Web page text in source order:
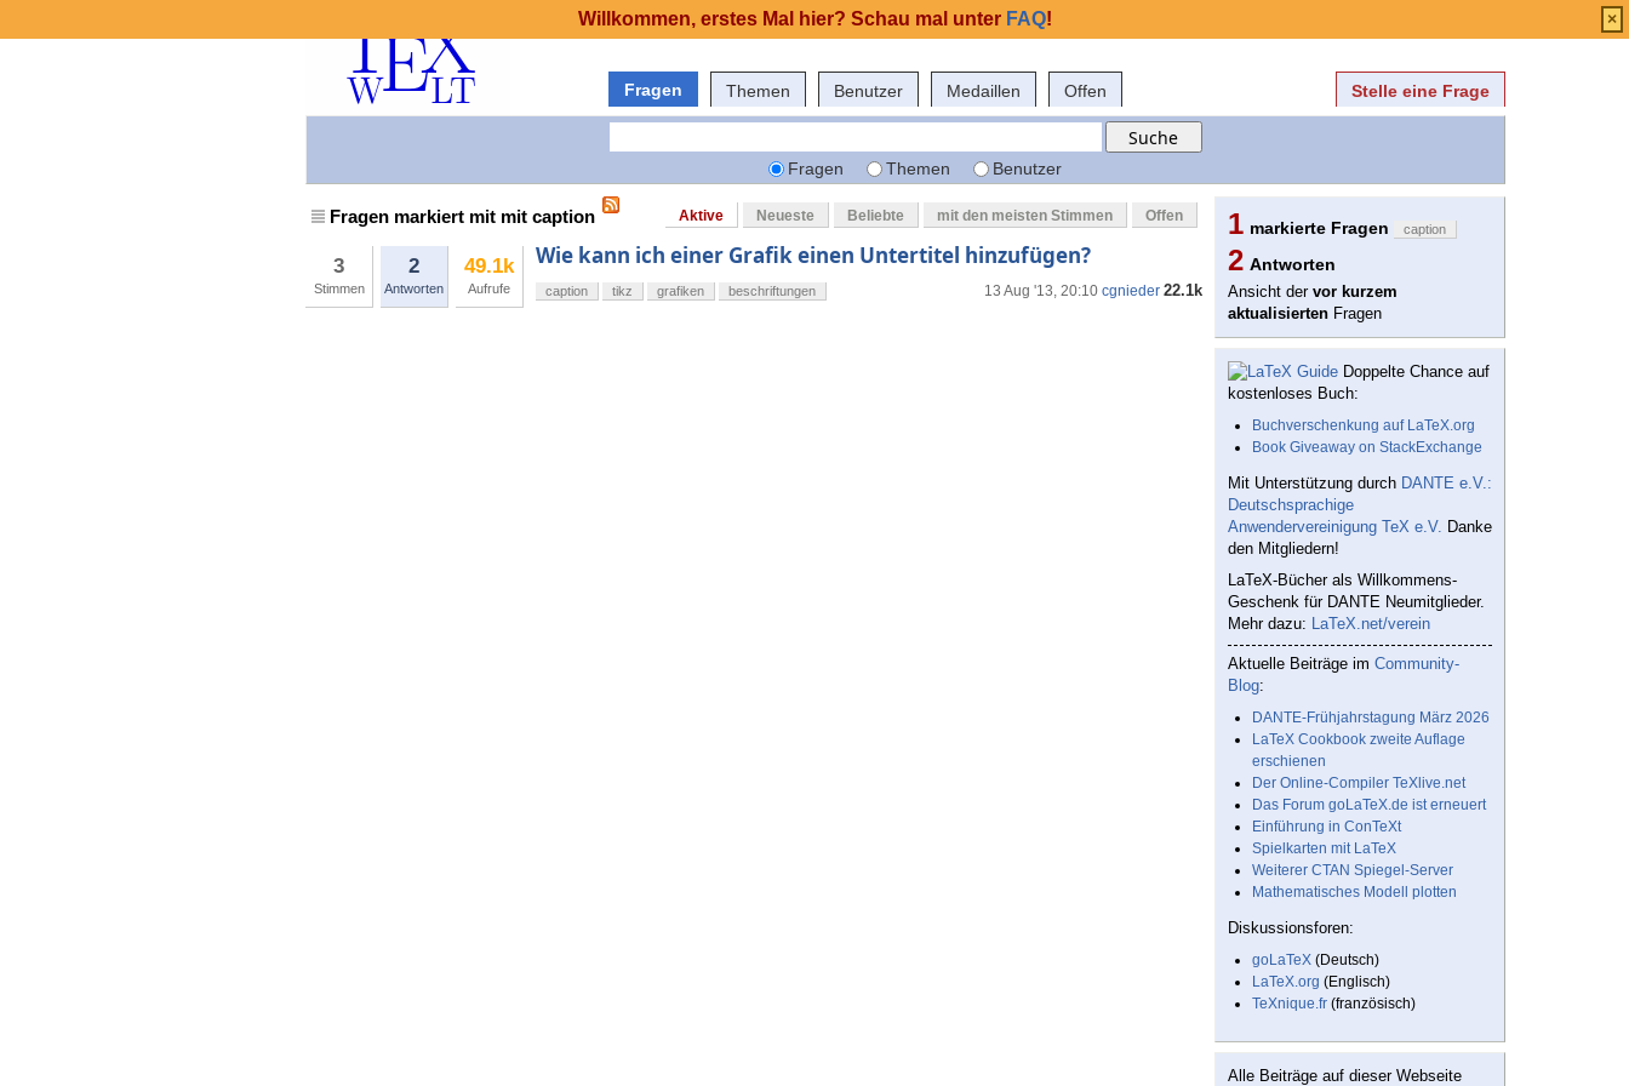
Fragen Themen Benutzer Medaillen Offen Stelle eine Frage
Fragen Themen Benutzer
Fragen markiert mit mit caption Aktive Neueste Beliebte mit den meisten Stimmen Offen
3
Stimmen
2
Antworten
49.1k
Aufrufe
Wie kann ich einer Grafik einen Untertitel hinzufügen?
13 Aug '13, 20:10 cgnieder 22.1k
caption tikz grafiken beschriftungen
1 markierte Fragen caption
2 Antworten
Ansicht der vor kurzem
aktualisierten Fragen
Doppelte Chance auf
kostenloses Buch:
Buchverschenkung auf LaTeX.org
Book Giveaway on StackExchange
Mit Unterstützung durch DANTE e.V.:
Deutschsprachige
Anwendervereinigung TeX e.V. Danke
den Mitgliedern!
LaTeX-Bücher als Willkommens-
Geschenk für DANTE Neumitglieder.
Mehr dazu: LaTeX.net/verein
Aktuelle Beiträge im Community-
Blog:
DANTE-Frühjahrstagung März 2026
LaTeX Cookbook zweite Auflage
erschienen
Der Online-Compiler TeXlive.net
Das Forum goLaTeX.de ist erneuert
Einführung in ConTeXt
Spielkarten mit LaTeX
Weiterer CTAN Spiegel-Server
Mathematisches Modell plotten
Diskussionsforen:
goLaTeX (Deutsch)
LaTeX.org (Englisch)
TeXnique.fr (französisch)
Alle Beiträge auf dieser Webseite
Willkommen, erstes Mal hier? Schau mal unter FAQ! ×